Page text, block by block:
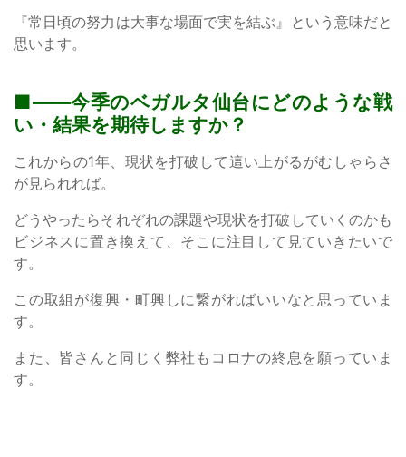
『常日頃の努力は大事な場面で実を結ぶ』という意味だと
思います。
——今季のベガルタ仙台にどのような戦
い・結果を期待しますか？
これからの1年、現状を打破して這い上がるがむしゃらさ
が見られれば。
どうやったらそれぞれの課題や現状を打破していくのかも
ビジネスに置き換えて、そこに注目して見ていきたいで
す。
この取組が復興・町興しに繋がればいいなと思っていま
す。
また、皆さんと同じく弊社もコロナの終息を願っていま
す。